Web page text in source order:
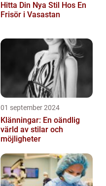
Hitta Din Nya Stil Hos En
Frisör i Vasastan
01 september 2024
Klänningar: En oändlig
värld av stilar och
möjligheter